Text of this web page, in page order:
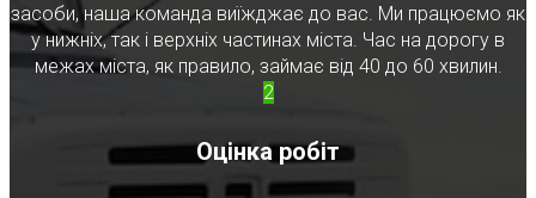
засоби, наша команда виїжджає до вас. Ми працюємо як
у нижніх, так і верхніх частинах міста. Час на дорогу в
межах міста, як правило, займає від 40 до 60 хвилин.
2
Оцінка робіт